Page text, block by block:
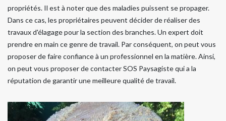
propriétés. Il est à noter que des maladies puissent se propager.
Dans ce cas, les propriétaires peuvent décider de réaliser des
travaux d'élagage pour la section des branches. Un expert doit
prendre en main ce genre de travail. Par conséquent, on peut vous
proposer de faire confiance à un professionnel en la matière. Ainsi,
on peut vous proposer de contacter SOS Paysagiste qui a la
réputation de garantir une meilleure qualité de travail.